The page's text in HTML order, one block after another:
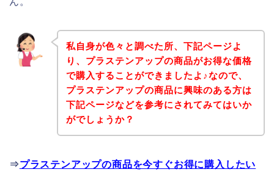
私自身が色々と調べた所、下記ページよ
り、プラステンアップの商品がお得な価格
で購入することができましたよ♪なので、
プラステンアップの商品に興味のある方は
下記ページなどを参考にされてみてはいか
がでしょうか？
⇒プラステンアップの商品を今すぐお得に購入したい